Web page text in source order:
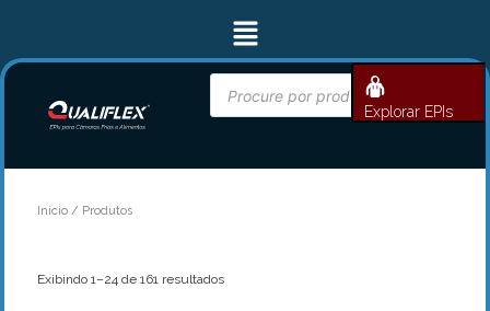
conteúdo
Menu
produtos
Explorar EPIs
Início / Produtos
Exibindo 1–24 de 161 resultados
por
mais
recente